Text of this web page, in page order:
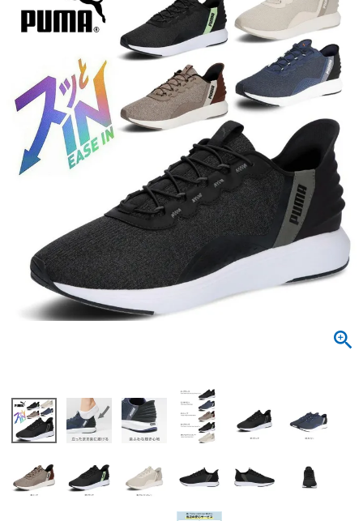
すべての商品
サンダル
レインシューズ
スニーカー
ローファー
カジュアルシューズ
ウェア
Parade
すべての商品
サンダル
スニーカー
ビジネス・ドレスシューズ
ローファー
ワークシューズ
ブーツ
ウェア
キッズ
すべての商品
レインシューズ
スニーカー
ブーツ
Parade
SKECHERS
NEW
すべての商品
レディース新入荷
メンズ新入荷
すべての商品
レディースSALE
キッズSALE
バッグ
ボディバッグ
ビジネスバッグ
雑貨
すべての商品
ケア用品
雑貨
店舗一覧
ご利用ガイド